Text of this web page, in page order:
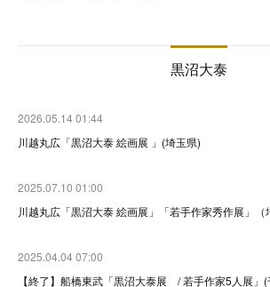
黒沼大泰
2026.05.14 01:44
川越丸広「黒沼大泰 絵画展 」(埼玉県)
2025.07.10 01:00
川越丸広「黒沼大泰 絵画展」「若手作家秀作展」（
2025.04.04 07:00
【終了】船橋東武「黒沼大泰展 / 若手作家5人展」(